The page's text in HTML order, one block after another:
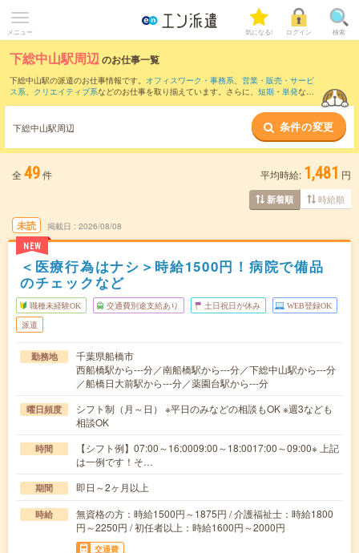
メニュー 気になる! ログイン 検索
下総中山駅周辺のお仕事一覧
下総中山駅の派遣のお仕事情報です。 オフィスワーク・事務系、 営業・販売・サービ
ス系、 クリエイティブ系などのお仕事を取り揃えています。さらに、 短期 ・ 単発など
また、海浜幕張駅
など近隣駅のお仕事も
ご確認いただけます。
下総中山駅周辺 条件の変更
全 49件 平均時給: 1,481 円
新着順 時給順
未読
NEW
掲載日 2026/08/08
＜医療行為はナシ＞時給1500円！病院で備品
のチェックなど
職種未経験OK 交通費別途支給あり 土日祝日が休み WEB登録OK
派遣
勤務地
千葉県船橋市
西船橋駅から---分／南船橋駅から---分／下総中山駅から---分
／船橋日大前駅から---分／薬園台駅から---分
曜日頻度
シフト制（月～日） ※平日のみなどの相談もOK ※週3なども
相談OK
時間
【シフト例】07:00～16:0009:00～18:0017:00～09:00※ 上記
は一例です！そ…
期間 即日～2ヶ月以上
時給
無資格の方：時給1500円～1875円 / 介護福祉士：時給1800
円～2250円 / 初任者以上：時給1600円～2000円
交通費